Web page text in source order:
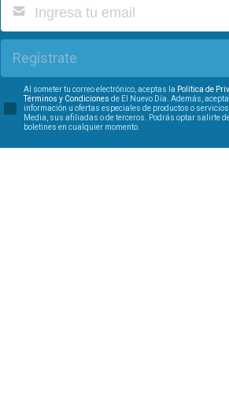
Regístrate
Al someter tu correo electrónico, aceptas la Política de
Términos y Condiciones de El Nuevo Día. Además,
información u ofertas especiales de productos o servicios
Media, sus afiliadas o de terceros. Podrás optar salirte
boletines en cualquier momento.